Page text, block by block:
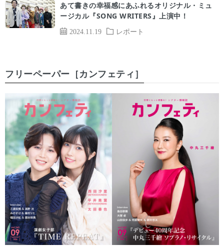
2024.11.19 レポート
あて書きの幸福感にあふれるオリジナル・ミュ
ージカル『SONG WRITERS』上演中！
フリーペーパー［カンフェティ］